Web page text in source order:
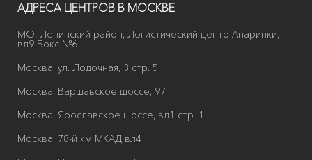
АДРЕСА ЦЕНТРОВ В МОСКВЕ
МО, Ленинский район, Логистический центр Апаринки,
вл9 Бокс №6
Москва, ул. Лодочная, 3 стр. 5
Москва, Варшавское шоссе, 97
Москва, Ярославское шоссе, вл1 стр. 1
Москва, 78-й км МКАД вл4